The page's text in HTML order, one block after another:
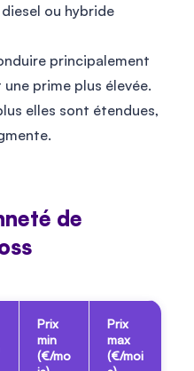
diesel ou hybride
principalement
prime plus élevée.
elles sont étendues,
de
Prix
min
(€/mo
Prix
max
(€/moi